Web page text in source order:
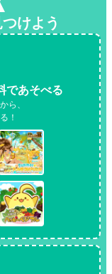
けよう
であそべる
ら、
！